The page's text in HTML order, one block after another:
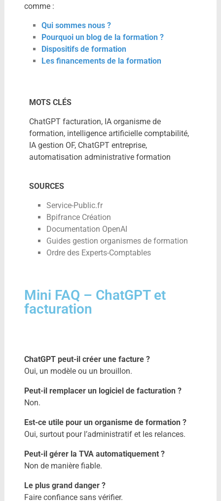
comme :
Qui sommes nous ?
Pourquoi un blog de la formation ?
Dispositifs de formation
Les financements de la formation
MOTS CLÉS
ChatGPT facturation, IA organisme de
formation, intelligence artificielle comptabilité,
IA gestion OF, ChatGPT entreprise,
automatisation administrative formation
SOURCES
Service-Public.fr
Bpifrance Création
Documentation OpenAI
Guides gestion organismes de formation
Ordre des Experts-Comptables
Mini FAQ – ChatGPT et
facturation
ChatGPT peut-il créer une facture ?
Oui, un modèle ou un brouillon.
Peut-il remplacer un logiciel de facturation ?
Non.
Est-ce utile pour un organisme de formation ?
Oui, surtout pour l’administratif et les relances.
Peut-il gérer la TVA automatiquement ?
Non de manière fiable.
Le plus grand danger ?
Faire confiance sans vérifier.